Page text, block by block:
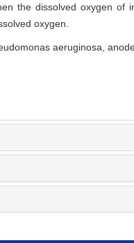
the dissolved oxygen of
oxygen.
aeruginosa,